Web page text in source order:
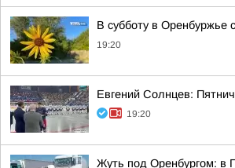
В субботу в Оренбуржье
19:20
Евгений Солнцев:
19:20
Жуть под Оренбургом: в